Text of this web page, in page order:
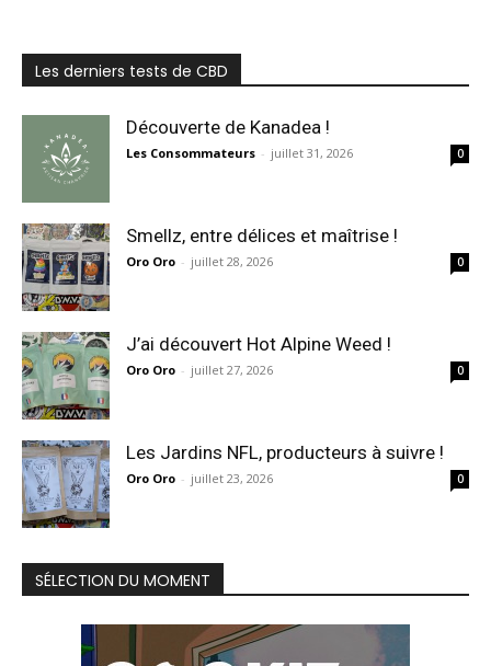
Les derniers tests de CBD
Découverte de Kanadea !
Les Consommateurs - juillet 31, 2026 0
Smellz, entre délices et maîtrise !
Oro Oro - juillet 28, 2026 0
J’ai découvert Hot Alpine Weed !
Oro Oro - juillet 27, 2026 0
Les Jardins NFL, producteurs à suivre !
Oro Oro - juillet 23, 2026 0
SÉLECTION DU MOMENT